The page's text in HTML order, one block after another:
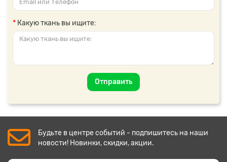
Какую ткань вы ищите:
Отправить
Будьте в центре событий - подпишитесь на наши
новости! Новинки, скидки, акции.